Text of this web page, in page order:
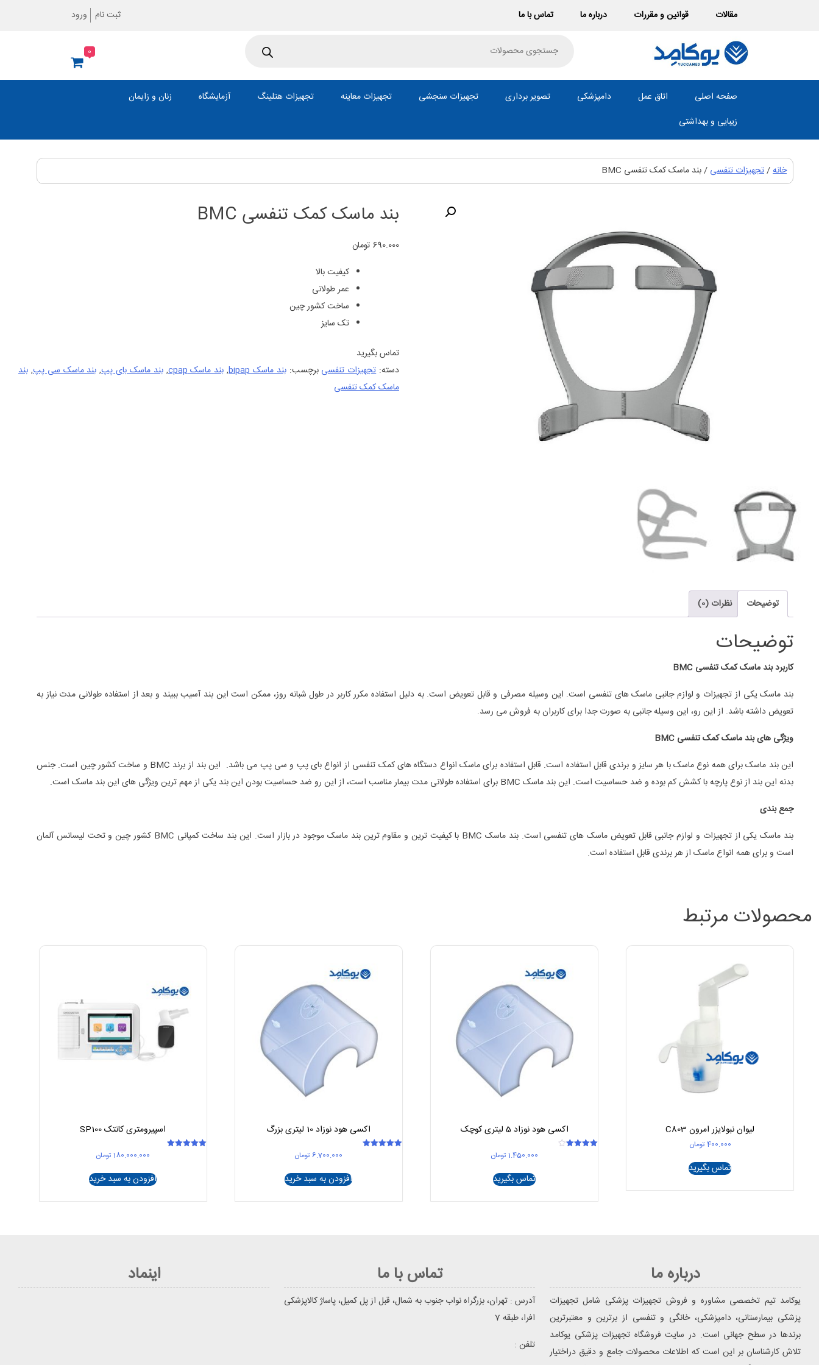
مقالات قوانین و مقررات درباره ما تماس با ما ثبت نام ورود
search
0
صفحه اصلی اتاق عمل دامپزشکی تصویر برداری تجهیزات سنجشی تجهیزات معاینه تجهیزات هتلینگ آزمایشگاه
زنان و زایمان
زیبایی و بهداشتی
خانه/تجهیزات تنفسی / بند ماسک کمک تنفسی BMC
بند ماسک کمک تنفسی BMC
690.000 تومان
کیفیت بالا
عمر طولانی
ساخت کشور چین
تک سایز
تماس بگیرید
دسته:تجهیزات تنفسی برچسب:بند ماسک bipap ,بند ماسک cpap ,بند ماسک بای پپ, بند ماسک سی پپ, بند
ماسک کمک تنفسی
توضیحات نظرات (0)
توضیحات
کاربرد بند ماسک کمک تنفسی BMC
بند ماسک یکی از تجهیزات و لوازم جانبی ماسک های تنفسی است. این وسیله مصرفی و قابل تعویض است. به دلیل استفاده مکرر کاربر در طول شبانه روز، ممکن است این بند آسیب ببیند و بعد از استفاده طولانی مدت نیاز به
تعویض داشته باشد. از این رو، این وسیله جانبی به صورت جدا برای کاربران به فروش می رسد.
ویژگی های بند ماسک کمک تنفسی BMC
این بند ماسک برای همه نوع ماسک با هر سایز و برندی قابل استفاده است. قابل استفاده برای ماسک انواع دستگاه های کمک تنفسی از انواع بای پپ و سی پپ می باشد. این بند از برند BMC و ساخت کشور چین است. جنس
بدنه این بند از نوع پارچه با کشش کم بوده و ضد حساسیت است. این بند ماسک BMC برای استفاده طولانی مدت بیمار مناسب است، از این رو ضد حساسیت بودن این بند یکی از مهم ترین ویژگی های این بند ماسک است.
جمع بندی
بند ماسک یکی از تجهیزات و لوازم جانبی قابل تعویض ماسک های تنفسی است. بند ماسک BMC با کیفیت ترین و مقاوم ترین بند ماسک موجود در بازار است. این بند ساخت کمپانی BMC کشور چین و تحت لیسانس آلمان
است و برای همه انواع ماسک از هر برندی قابل استفاده است.
محصولات مرتبط
لیوان نبولایزر امرون C803
400.000 تومان
تماس بگیرید
اکسی هود نوزاد 5 لیتری کوچک
1.450.000 تومان
تماس بگیرید
اکسی هود نوزاد 10 لیتری بزرگ
6.700.000 تومان
افزودن به سبد خرید
اسپیرومتری کانتک SP100
180.000.000 تومان
افزودن به سبد خرید
درباره ما
یوکامد تیم تخصصی مشاوره و فروش تجهیزات پزشکی شامل تجهیزات
پزشکی بیمارستانی، دامپزشکی، خانگی و تنفسی از برترین و معتبرترین
برندها در سطح جهانی است. در سایت فروشگاه تجهیزات پزشکی یوکامد
تلاش کارشناسان بر این است که اطلاعات محصولات جامع و دقیق دراختیار
تماس با ما
آدرس : تهران، بزرگراه نواب جنوب به شمال، قبل از پل کمیل، پاساژ کالاپزشکی
افرا، طبقه 7
تلفن :
اینماد